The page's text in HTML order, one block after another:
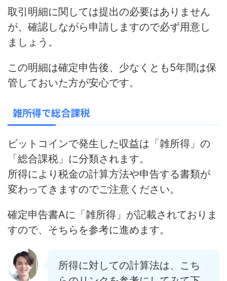
取引明細に関しては提出の必要はありません
が、確認しながら申請しますので必ず用意し
ましょう。
この明細は確定申告後、少なくとも5年間は保
管 しておいた方が安心です。
雑所得で総合課税
ビットコインで発生した収益は 「雑所得」の
「総合課税」に分類されます。
所得により税金の計算方法や申告する書類が
変わってきますのでご注意ください。
確定申告書Aに「雑所得」が記載されておりま
すので、そちらを参考に進めます。
所得に対しての計算法は、こち